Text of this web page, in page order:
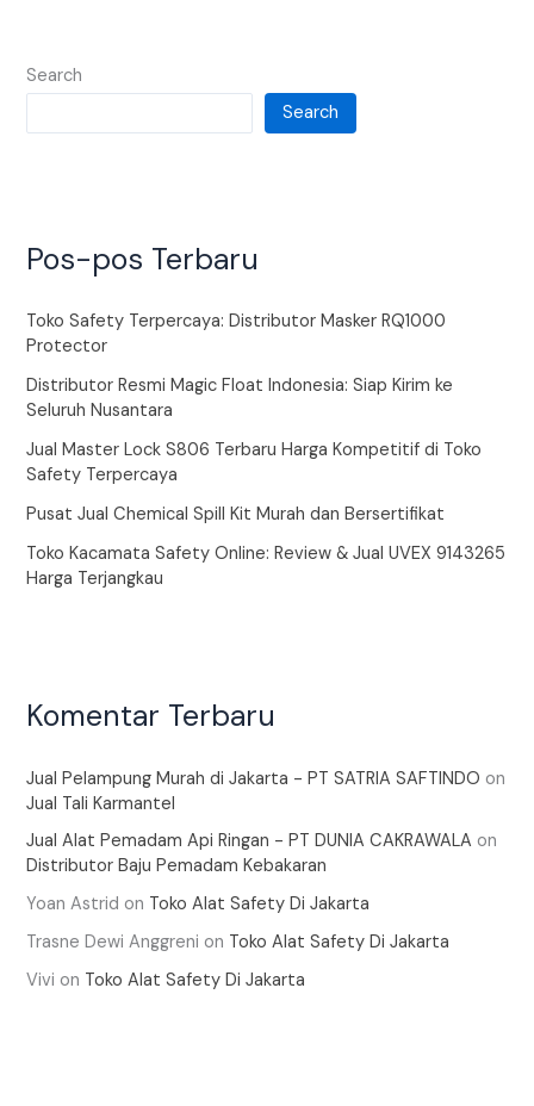
Search
Search
Pos-pos Terbaru
Toko Safety Terpercaya: Distributor Masker RQ1000
Protector
Distributor Resmi Magic Float Indonesia: Siap Kirim ke
Seluruh Nusantara
Jual Master Lock S806 Terbaru Harga Kompetitif di Toko
Safety Terpercaya
Pusat Jual Chemical Spill Kit Murah dan Bersertifikat
Toko Kacamata Safety Online: Review & Jual UVEX 9143265
Harga Terjangkau
Komentar Terbaru
Jual Pelampung Murah di Jakarta - PT SATRIA SAFTINDO on
Jual Tali Karmantel
Jual Alat Pemadam Api Ringan - PT DUNIA CAKRAWALA on
Distributor Baju Pemadam Kebakaran
Yoan Astrid on Toko Alat Safety Di Jakarta
Trasne Dewi Anggreni on Toko Alat Safety Di Jakarta
Vivi on Toko Alat Safety Di Jakarta